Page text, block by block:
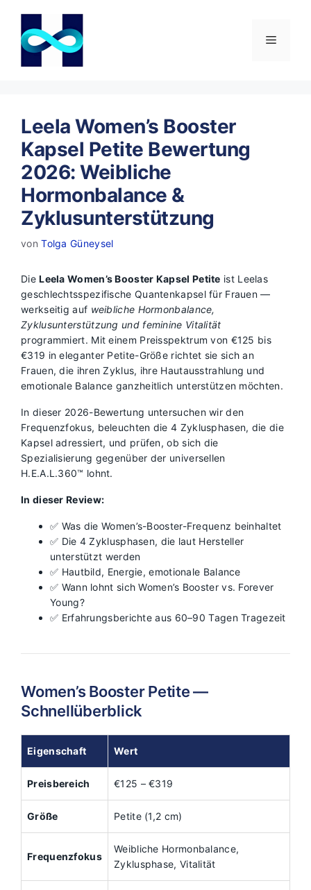
springen
Menü
Leela Women’s Booster
Kapsel Petite Bewertung
2026: Weibliche
Hormonbalance &
Zyklusunterstützung
vonTolga Güneysel
DieLeela Women’s Booster Kapsel Petite ist Leelas
geschlechtsspezifische Quantenkapsel für Frauen —
werkseitig auf weibliche Hormonbalance,
Zyklusunterstützung und feminine Vitalität
programmiert. Mit einem Preisspektrum von €125 bis
€319 in eleganter Petite-Größe richtet sie sich an
Frauen, die ihren Zyklus, ihre Hautausstrahlung und
emotionale Balance ganzheitlich unterstützen möchten.
In dieser 2026-Bewertung untersuchen wir den
Frequenzfokus, beleuchten die 4 Zyklusphasen, die die
Kapsel adressiert, und prüfen, ob sich die
Spezialisierung gegenüber der universellen
H.E.A.L.360™ lohnt.
In dieser Review:
✅ Was die Women’s-Booster-Frequenz beinhaltet
✅ Die 4 Zyklusphasen, die laut Hersteller
unterstützt werden
✅ Hautbild, Energie, emotionale Balance
✅ Wann lohnt sich Women’s Booster vs. Forever
Young?
✅ Erfahrungsberichte aus 60–90 Tagen Tragezeit
Women’s Booster Petite —
Schnellüberblick
Eigenschaft Wert
Preisbereich €125 – €319
Größe Petite (1,2 cm)
Frequenzfokus
Weibliche Hormonbalance,
Zyklusphase, Vitalität